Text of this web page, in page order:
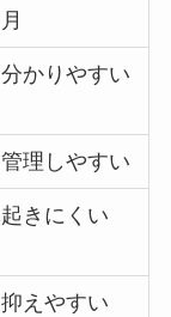
月
分かりやすい
管理しやすい
起きにくい
抑えやすい